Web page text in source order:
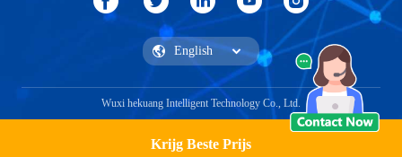
Krijg Beste Prijs
Wuxi hekuang Intelligent Technology Co., Ltd.
Vraag een offerte aan